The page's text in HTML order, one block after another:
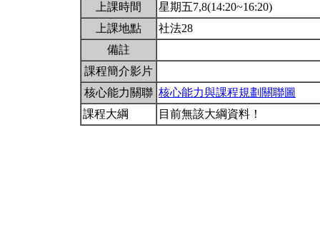
上課時間
星期五7,8(14:20~16:20)
上課地點
社法28
備註
課程簡介影片
核心能力關聯 核心能力與課程規劃關聯圖
課程大綱
目前無該大綱資料！